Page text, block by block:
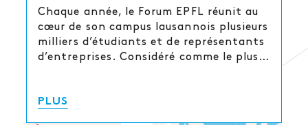
Chaque année, le Forum EPFL réunit au
cœur de son campus lausannois plusieurs
milliers d’étudiants et de représentants
d’entreprises. Considéré comme le plus…
PLUS